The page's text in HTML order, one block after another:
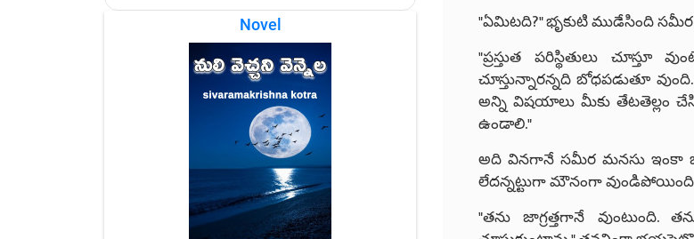
Novel
"ఏమిటది?" భృకుటి ముడేసింది
"ప్రస్తుత పరిస్థితులు
చూస్తున్నారన్నది బోధపడుతూ
అన్ని విషయాలు మీకు తేటతెల్లం
ఉండాలి."
అది వినగానే సమీర మనసు
లేదన్నట్టుగా మౌనంగా
"తను జాగ్రత్తగానే వుంటుంది.